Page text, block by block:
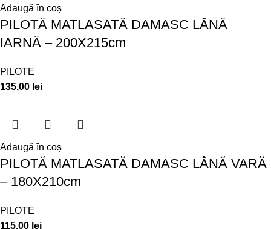
Adaugă în coș
PILOTĂ MATLASATĂ DAMASC LÂNĂ
IARNĂ – 200X215cm
PILOTE
135,00 lei
Adaugă în coș
PILOTĂ MATLASATĂ DAMASC LÂNĂ VARĂ
– 180X210cm
PILOTE
115,00 lei